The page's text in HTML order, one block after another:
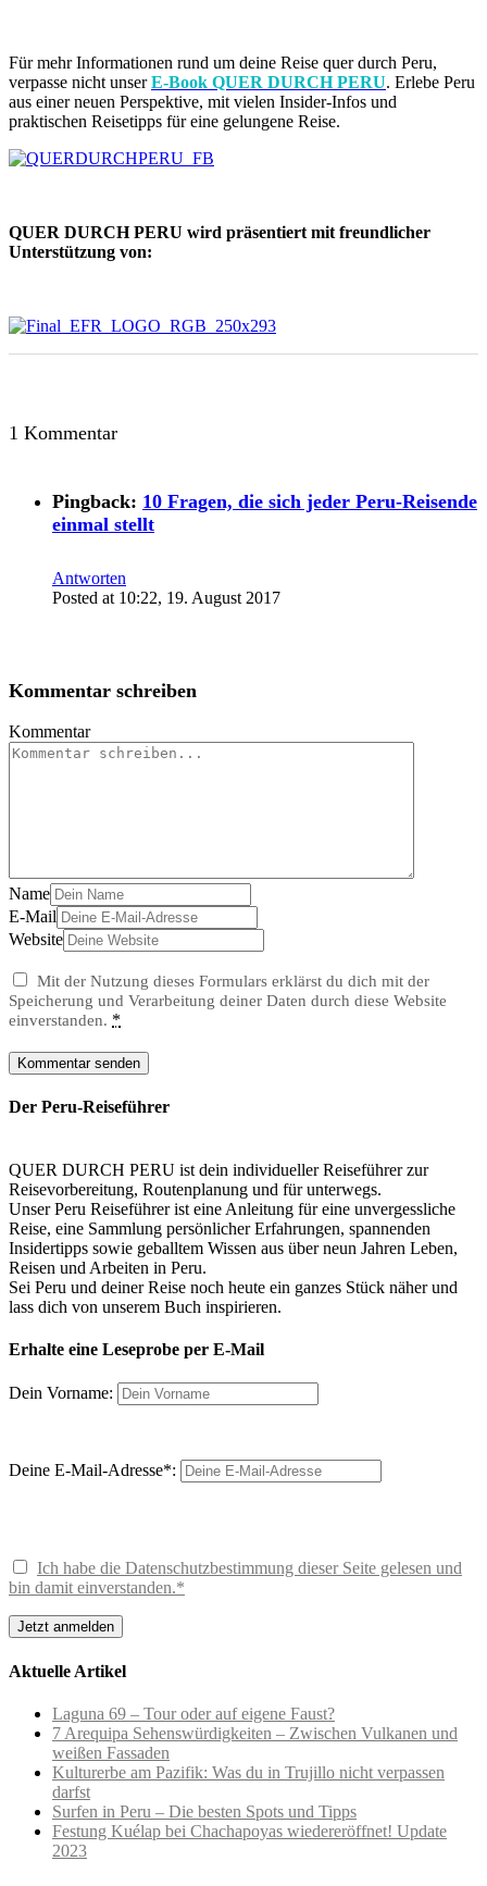
Für mehr Informationen rund um deine Reise quer durch Peru,
verpasse nicht unserE-Book QUER DURCH PERU. Erlebe Peru
aus einer neuen Perspektive, mit vielen Insider-Infos und
praktischen Reisetipps für eine gelungene Reise.
QUER DURCH PERU wird präsentiert mit freundlicher
Unterstützung von:
1 Kommentar
Pingback: 10 Fragen, die sich jeder Peru-Reisende
einmal stellt
Antworten
Posted at 10:22, 19. August 2017
Kommentar schreiben
Kommentar
Name
E-Mail
Website
Mit der Nutzung dieses Formulars erklärst du dich mit der
Speicherung und Verarbeitung deiner Daten durch diese Website
einverstanden. *
Der Peru-Reiseführer
QUER DURCH PERU ist dein individueller Reiseführer zur
Reisevorbereitung, Routenplanung und für unterwegs.
Unser Peru Reiseführer ist eine Anleitung für eine unvergessliche
Reise, eine Sammlung persönlicher Erfahrungen, spannenden
Insidertipps sowie geballtem Wissen aus über neun Jahren Leben,
Reisen und Arbeiten in Peru.
Sei Peru und deiner Reise noch heute ein ganzes Stück näher und
lass dich von unserem Buch inspirieren.
Erhalte eine Leseprobe per E-Mail
Dein Vorname:
Deine E-Mail-Adresse*:
Ich habe die Datenschutzbestimmung dieser Seite gelesen und
bin damit einverstanden.*
Aktuelle Artikel
Laguna 69 – Tour oder auf eigene Faust?
7 Arequipa Sehenswürdigkeiten – Zwischen Vulkanen und
weißen Fassaden
Kulturerbe am Pazifik: Was du in Trujillo nicht verpassen
darfst
Surfen in Peru – Die besten Spots und Tipps
Festung Kuélap bei Chachapoyas wiedereröffnet! Update
2023